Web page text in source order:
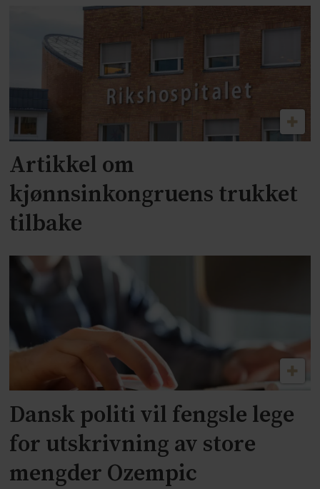
Artikkel om
kjønnsinkongruens trukket
tilbake
Dansk politi vil fengsle lege
for utskrivning av store
mengder Ozempic